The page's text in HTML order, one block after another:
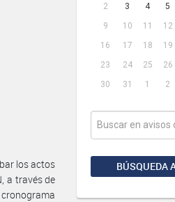
2
3 4 5
9
10 11 12
16
17 18 19
23
24 25 26
30
31 1 2
BÚSQUEDA
los actos
a través de